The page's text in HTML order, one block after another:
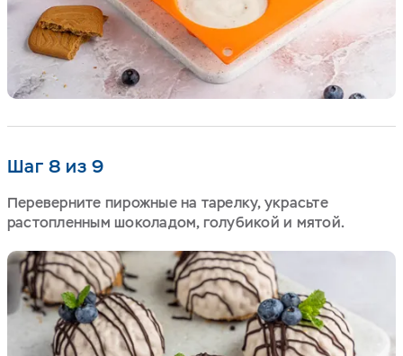
Шаг 8 из 9
Переверните пирожные на тарелку, украсьте
растопленным шоколадом, голубикой и мятой.